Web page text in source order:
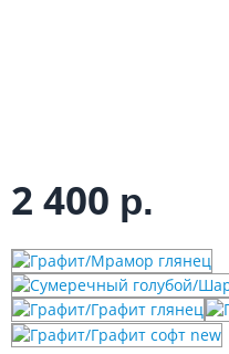
2 400 р.